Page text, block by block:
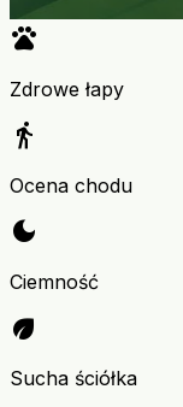
pets
Zdrowe łapy
directions_walk
Ocena chodu
dark_mode
Ciemność
eco
Sucha ściółka